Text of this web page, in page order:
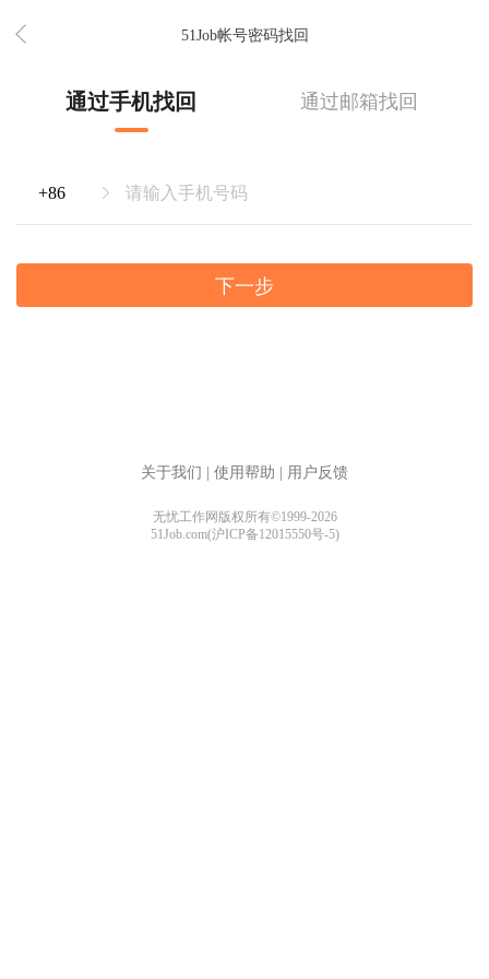
51Job帐号密码找回
通过手机找回 通过邮箱找回
下一步
关于我们 使用帮助 用户反馈
无忧工作网版权所有©1999-2026
51Job.com(沪ICP备12015550号-5)